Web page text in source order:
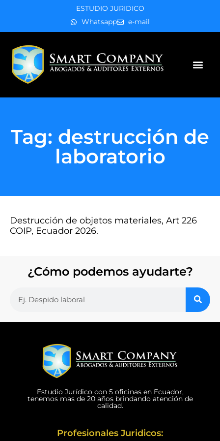
ESTUDIO JURIDICO
Whatsapp
e-mail
Tag: destrucción de
laboratorio
Destrucción de objetos materiales, Art 226
COIP, Ecuador 2026.
¿Cómo podemos ayudarte?
Estudio Jurídico con 5 oficinas en Ecuador,
tenemos mas de 20 años brindando atención de
calidad.
Profesionales Juridicos: